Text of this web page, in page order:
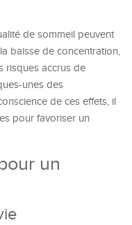
de sommeil peuvent
baisse de concentration,
risques accrus de
unes des
de ces effets, il
pour favoriser un
un